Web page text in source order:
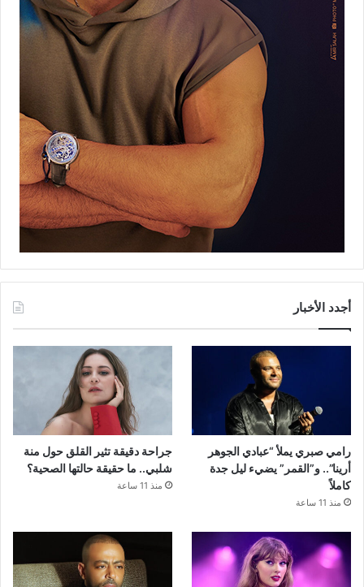
أجدد الأخبار
رامي صبري يملأ “عبادي الجوهر
أرينا”.. و”القمر” يضيء ليل جدة
كاملاً
منذ 11 ساعة
جراحة دقيقة تثير القلق حول منة
شلبي.. ما حقيقة حالتها الصحية؟
منذ 11 ساعة